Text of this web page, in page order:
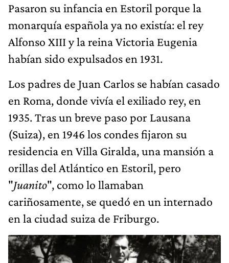
Pasaron su infancia en Estoril porque la
monarquía española ya no existía: el rey
Alfonso XIII y la reina Victoria Eugenia
habían sido expulsados en 1931.
Los padres de Juan Carlos se habían casado
en Roma, donde vivía el exiliado rey, en
1935. Tras un breve paso por Lausana
(Suiza), en 1946 los condes fijaron su
residencia en Villa Giralda, una mansión a
orillas del Atlántico en Estoril, pero
"Juanito", como lo llamaban
cariñosamente, se quedó en un internado
en la ciudad suiza de Friburgo.